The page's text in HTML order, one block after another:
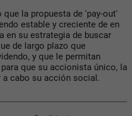
que la propuesta de 'pay-out'
estable y creciente de en
en su estrategia de buscar
de largo plazo que
y que le permitan
que su accionista único, la
a cabo su acción social.